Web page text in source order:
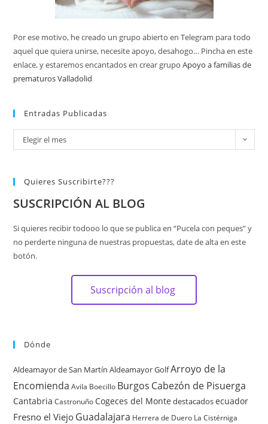
Por ese motivo, he creado un grupo abierto en Telegram para todo
aquel que quiera unirse, necesite apoyo, desahogo… Pincha en este
enlace, y estaremos encantados en crear grupoApoyo a familias de
prematuros Valladolid
Entradas Publicadas
Elegir el mes
Quieres Suscribirte???
SUSCRIPCIÓN AL BLOG
Si quieres recibir todooo lo que se publica en “Pucela con peques” y
no perderte ninguna de nuestras propuestas, date de alta en este
botón.
Suscripción al blog
Dónde
Aldeamayor de San Martín Aldeamayor GolfArroyo de la
Encomienda Avila Boecillo Burgos Cabezón de Pisuerga
Cantabria Castronuño Cogeces del Monte destacadosecuador
Fresno el Viejo Guadalajara Herrera de Duero La Cistérniga